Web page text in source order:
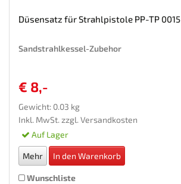
Düsensatz für Strahlpistole PP-TP 0015
Sandstrahlkessel-Zubehor
€ 8,-
Gewicht: 0.03 kg
Inkl. MwSt. zzgl. Versandkosten
Auf Lager
Mehr In den Warenkorb
Wunschliste